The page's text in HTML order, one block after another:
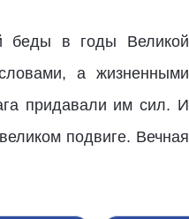
беды в годы Великой
а жизненными
придавали им сил. И
подвиге. Вечная